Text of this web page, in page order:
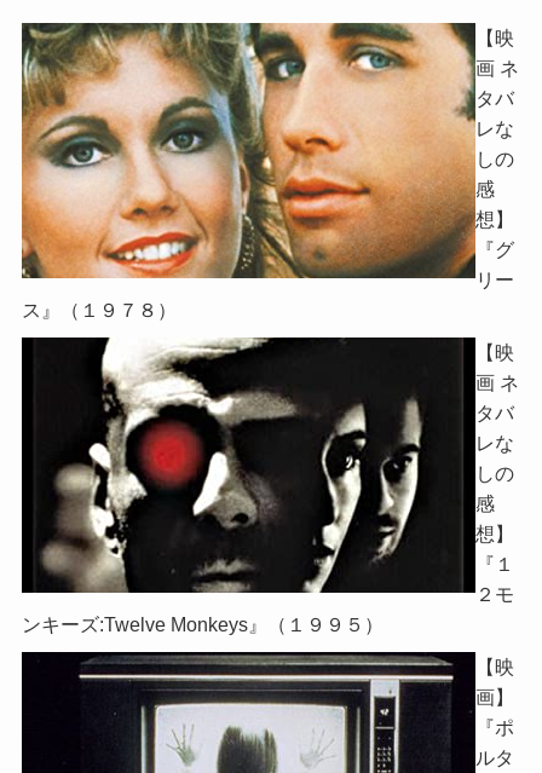
【映
画 ネ
タバ
レな
しの
感
想】
『グ
リー
ス』（１９７８）
【映
画 ネ
タバ
レな
しの
感
想】
『１
２モ
ンキーズ:Twelve Monkeys』（１９９５）
【映
画】
『ポ
ルタ